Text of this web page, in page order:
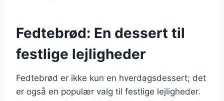
Fedtebrød: En dessert til
festlige lejligheder
Fedtebrød er ikke kun en hverdagsdessert; det
er også en populær valg til festlige lejligheder.